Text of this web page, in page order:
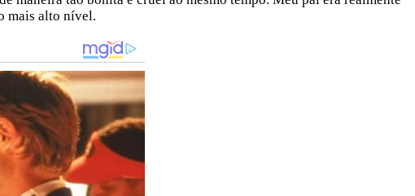
mais alto nível.